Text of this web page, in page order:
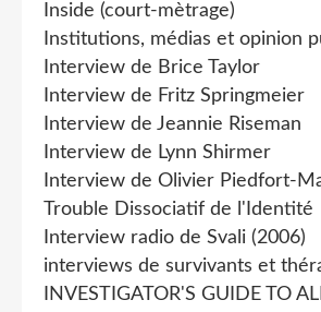
Inside (court-mètrage)
Institutions, médias et opinion
Interview de Brice Taylor
Interview de Fritz Springmeier
Interview de Jeannie Riseman
Interview de Lynn Shirmer
Interview de Olivier Piedfort-
Trouble Dissociatif de l'Identité
Interview radio de Svali (2006)
interviews de survivants et
INVESTIGATOR'S GUIDE TO